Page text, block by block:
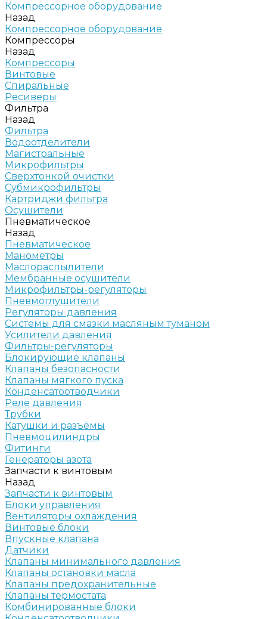
Компрессорное оборудование
Назад
Компрессорное оборудование
Компрессоры
Назад
Компрессоры
Винтовые
Спиральные
Ресиверы
Фильтра
Назад
Фильтра
Водоотделители
Магистральные
Микрофильтры
Сверхтонкой очистки
Субмикрофильтры
Картриджи фильтра
Осушители
Пневматическое
Назад
Пневматическое
Манометры
Маслораспылители
Мембранные осушители
Микрофильтры-регуляторы
Пневмоглушители
Регуляторы давления
Системы для смазки масляным туманом
Усилители давления
Фильтры-регуляторы
Блокирующие клапаны
Клапаны безопасности
Клапаны мягкого пуска
Конденсатоотводчики
Реле давления
Трубки
Катушки и разъёмы
Пневмоцилиндры
Фитинги
Генераторы азота
Запчасти к винтовым
Назад
Запчасти к винтовым
Блоки управления
Вентиляторы охлаждения
Винтовые блоки
Впускные клапана
Датчики
Клапаны минимального давления
Клапаны остановки масла
Клапаны предохранительные
Клапаны термостата
Комбинированные блоки